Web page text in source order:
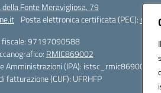
della Fonte Meravigliosa, 79
Posta elettronica certificata (PEC):
fiscale: 97197090588
RMIC869002
Amministrazioni (IPA): istsc_rmic869002
fatturazione (CUF): UFRHFP